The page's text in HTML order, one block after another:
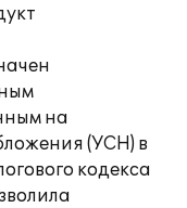
на
(УСН) в
кодекса